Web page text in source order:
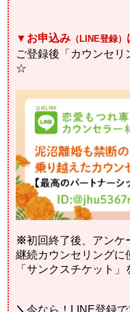
▼お申込み （LINE登録）
ご登録後「カウンセ
☆
※初回終了後、アンケ
継続カウンセリングに
「サンクスチケット